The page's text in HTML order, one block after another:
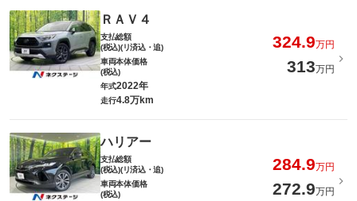
ＲＡＶ４
支払総額
(税込)(リ済込・追)
324.9万円
車両本体価格
(税込)
313万円
年式2022年
走行4.8万km
ハリアー
支払総額
(税込)(リ済込・追)
284.9万円
車両本体価格
(税込)
272.9万円